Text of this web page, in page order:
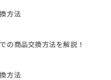
方法
の商品交換方法を解説！
方法